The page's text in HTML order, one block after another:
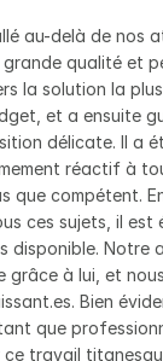
au-delà de nos
qualité et
la solution la
et a ensuite
délicate. Il a
réactif à
que compétent.
ces sujets, il est
disponible. Notre
grâce à lui, et
Bien
que
travail